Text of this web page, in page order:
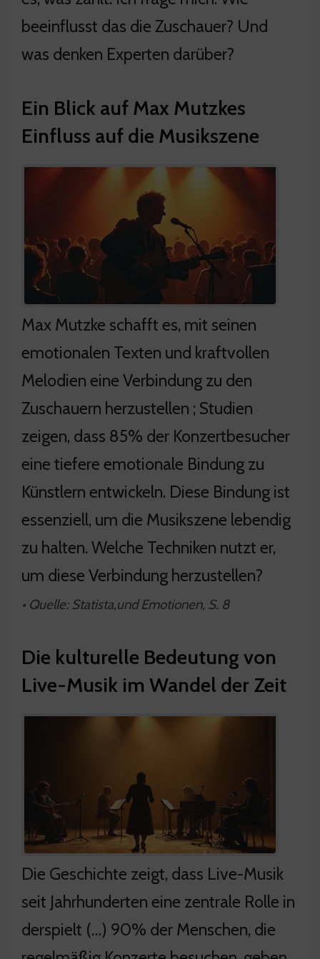
beeinflusst das die Zuschauer? Und
was denken Experten darüber?
Ein Blick auf Max Mutzkes
Einfluss auf die Musikszene
Max Mutzke schafft es, mit seinen
emotionalen Texten und kraftvollen
Melodien eine Verbindung zu den
Zuschauern herzustellen ; Studien
zeigen, dass 85% der Konzertbesucher
eine tiefere emotionale Bindung zu
Künstlern entwickeln. Diese Bindung ist
essenziell, um die Musikszene lebendig
zu halten. Welche Techniken nutzt er,
um diese Verbindung herzustellen?
• Quelle: Statista,und Emotionen, S. 8
Die kulturelle Bedeutung von
Live-Musik im Wandel der Zeit
Die Geschichte zeigt, dass Live-Musik
seit Jahrhunderten eine zentrale Rolle in
derspielt (…) 90% der Menschen, die